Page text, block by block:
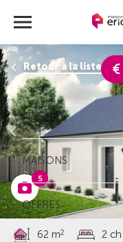
ACCUEIL
MAISONS
OFFRES
Retour à la liste
5
62 m2 2 ch